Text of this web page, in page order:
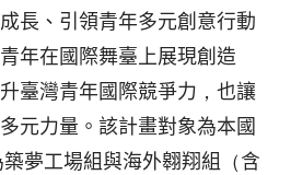
長、引領青年多元創意行動
年在國際舞臺上展現創造
臺灣青年國際競爭力，也讓
元力量。該計畫對象為本國
夢工場組與海外翱翔組（含